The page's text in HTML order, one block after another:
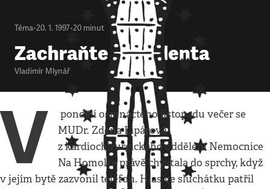
Téma•20. 1. 1997•20 minut
Zachraňte prezidenta
Vladimír Mlynář
V
pondělí osmnáctého listopadu večer se
MUDr. Zdena Lipárová
z kardiochirurgického oddělení Nemocnice
Na Homolce právě chystala do sprchy, když
v jejím bytě zazvonil telefon. Hlas ve sluchátku patřil